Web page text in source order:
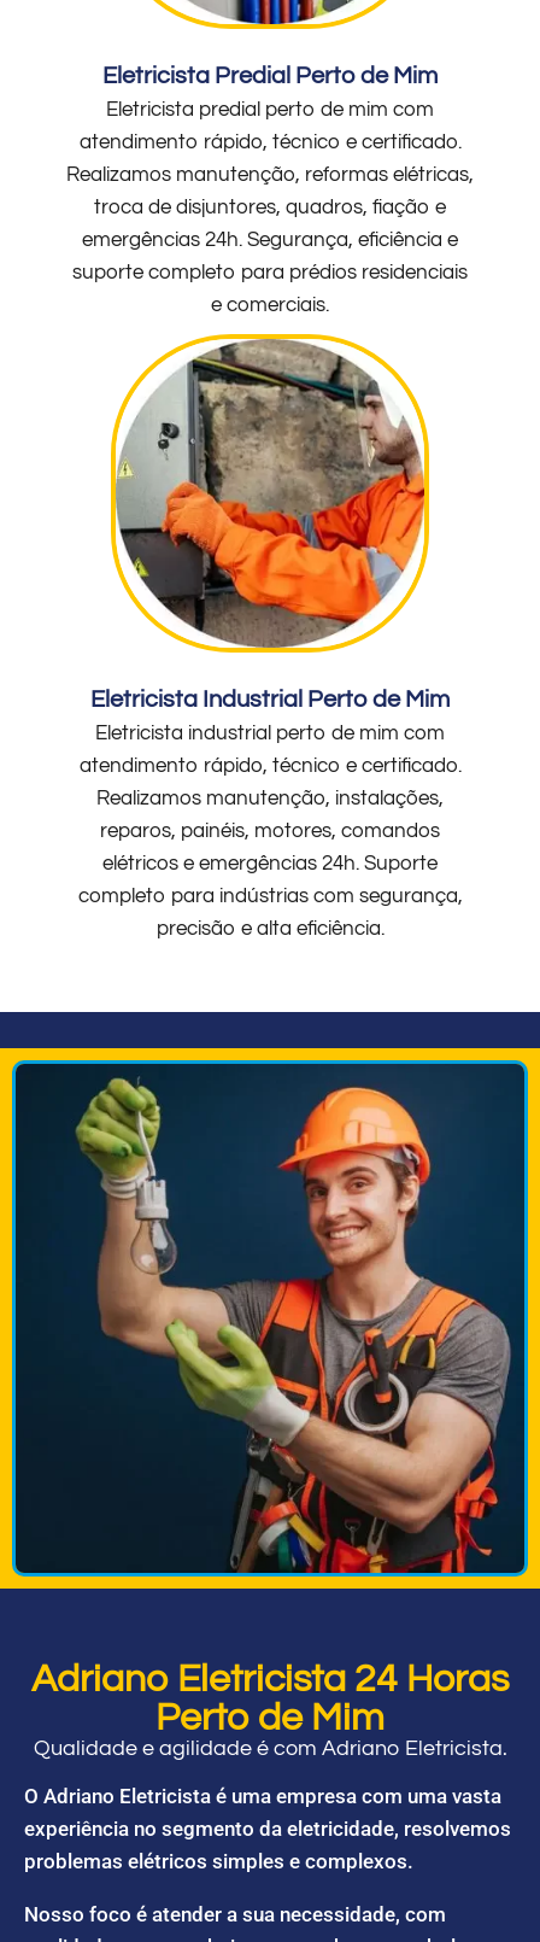
Eletricista Predial Perto de Mim
Eletricista predial perto de mim com
atendimento rápido, técnico e certificado.
Realizamos manutenção, reformas elétricas,
troca de disjuntores, quadros, fiação e
emergências 24h. Segurança, eficiência e
suporte completo para prédios residenciais
e comerciais.
Eletricista Industrial Perto de Mim
Eletricista industrial perto de mim com
atendimento rápido, técnico e certificado.
Realizamos manutenção, instalações,
reparos, painéis, motores, comandos
elétricos e emergências 24h. Suporte
completo para indústrias com segurança,
precisão e alta eficiência.
Adriano Eletricista 24 Horas
Perto de Mim
Qualidade e agilidade é com Adriano Eletricista.
O Adriano Eletricista é uma empresa com uma vasta
experiência no segmento da eletricidade, resolvemos
problemas elétricos simples e complexos.
Nosso foco é atender a sua necessidade, com